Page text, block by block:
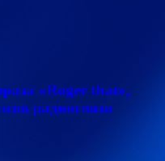
«Roger that»,
радиосвязи